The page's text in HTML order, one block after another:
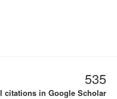
535
citations in Google Scholar